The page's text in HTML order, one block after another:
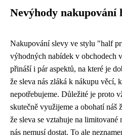
Nevýhody nakupování
Nakupování slevy ve stylu "half
výhodných nabídek v obchodech
přináší i pár aspektů, na které je
že sleva nás zláká k nákupu věcí,
nepotřebujeme. Důležité je proto
skutečně využijeme a obohatí náš
že sleva se vztahuje na limitované
nás nemusí dostat. To ale